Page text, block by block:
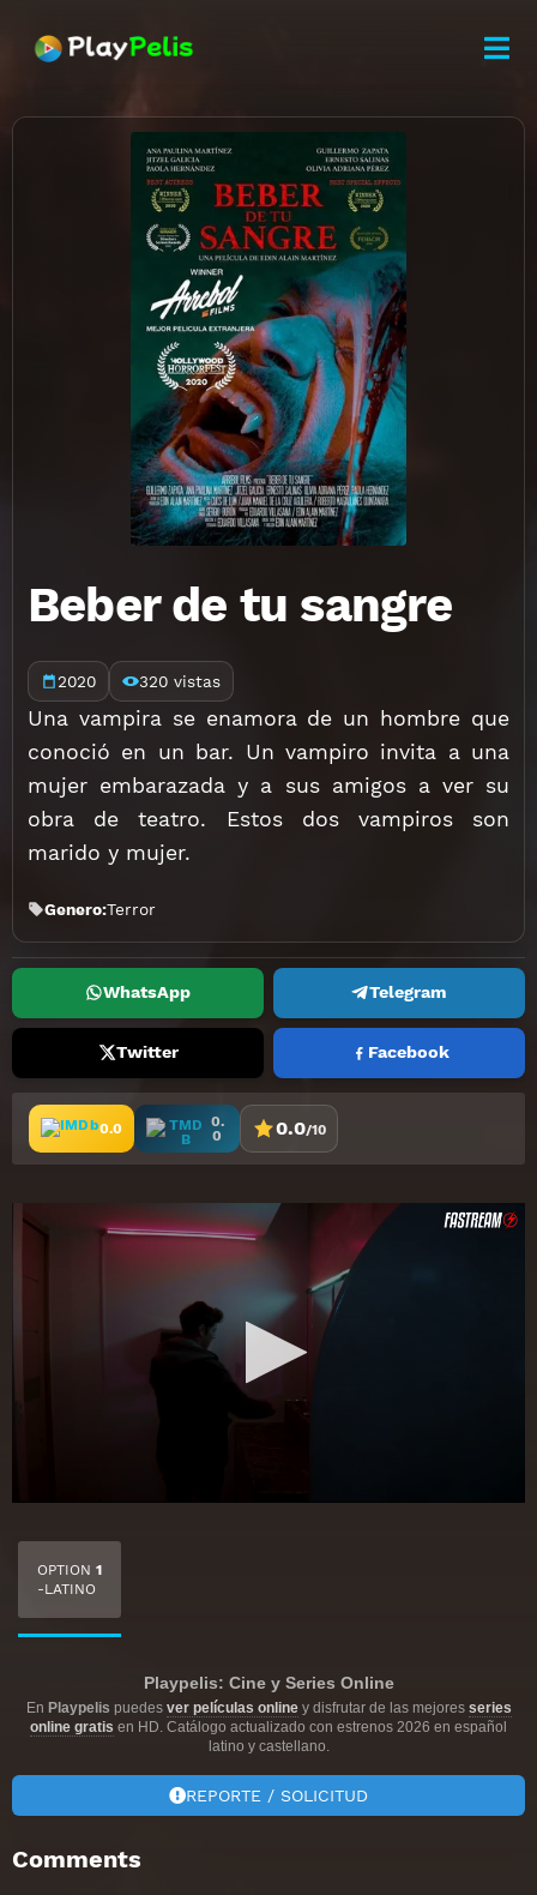
Beber de tu sangre
2020 320 vistas
Una vampira se enamora de un hombre que
conoció en un bar. Un vampiro invita a una
mujer embarazada y a sus amigos a ver su
obra de teatro. Estos dos vampiros son
marido y mujer.
Genero:Terror
WhatsApp Telegram
Twitter Facebook
0.0
0.
0
0.0/10
OPTION 1
-LATINO
Playpelis: Cine y Series Online
En Playpelis puedes ver películas onliney disfrutar de las mejores series
online gratis en HD. Catálogo actualizado con estrenos 2026 en español
latino y castellano.
REPORTE / SOLICITUD
Comments